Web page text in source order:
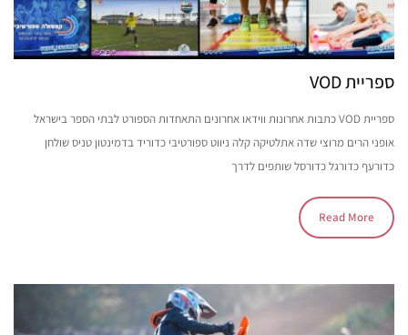
ספריית VOD
ספריית VOD כתבות אחרונות ווידאו אחרונים התאחדות הספורט לבתי הספר בישראל
אופני הרים מרוצי שדה אתלטיקה קלה ניווט ספורטיבי כדוריד בדמינטון טניס שולחן
כדורעף כדורגל כדורסל שותפים לדרך
Read More